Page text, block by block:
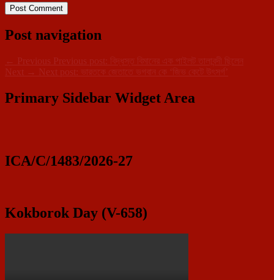
Post navigation
← Previous Previous post:
বিদ্ধস্ত বিমানের এক পাইলট তালাবন্দী ছিলেন
Next → Next post: ভারতকে জেতাতে ভগবান কে ‘জিভ কেটে উৎসর্গ’
Primary Sidebar Widget Area
ICA/C/1483/2026-27
Kokborok Day (V-658)